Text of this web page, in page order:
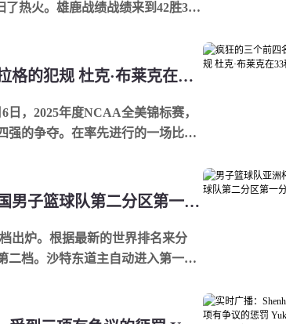
热火。雄鹿战绩战绩来到42胜34
疯狂的三个前四名战斗：弗拉格的犯规 杜克·布莱克在33秒的惊喜中出现了
日，2025年度NCAA全美锦标赛，
强的争夺。在率先进行的一场比赛
男子篮球队亚洲杯分区：中国男子篮球队第二分区第一分区
出炉。根据最新的世界排名来分
二档。沙特东道主自动进入第一